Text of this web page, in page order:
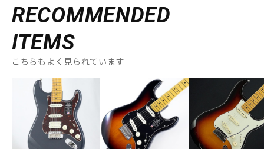
RECOMMENDED
ITEMS
こちらもよく見られています